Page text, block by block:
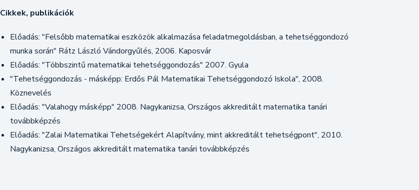
Cikkek, publikációk
Előadás: "Felsőbb matematikai eszközök alkalmazása feladatmegoldásban, a tehetséggondozó
munka során" Rátz László Vándorgyűlés, 2006. Kaposvár
Előadás: "Többszintű matematikai tehetséggondozás" 2007. Gyula
"Tehetséggondozás - másképp: Erdős Pál Matematikai Tehetséggondozó Iskola", 2008.
Köznevelés
Előadás: "Valahogy másképp" 2008. Nagykanizsa, Országos akkreditált matematika tanári
továbbképzés
Előadás: "Zalai Matematikai Tehetségekért Alapítvány, mint akkreditált tehetségpont", 2010.
Nagykanizsa, Országos akkreditált matematika tanári továbbképzés